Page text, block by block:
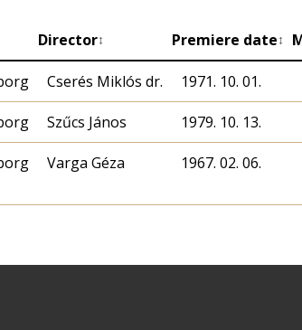
Director↕ Premiere date↕
Cserés Miklós dr. 1971. 10. 01.
Szűcs János 1979. 10. 13.
Varga Géza 1967. 02. 06.